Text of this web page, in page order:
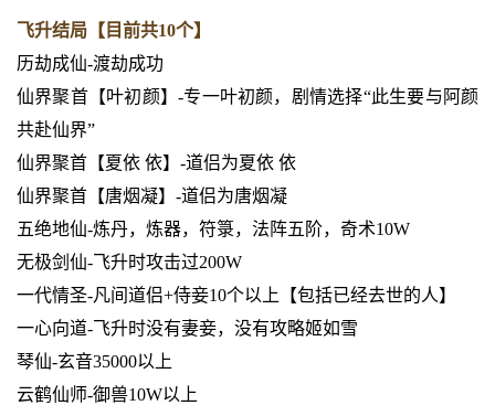
飞升结局【目前共10个】
历劫成仙-渡劫成功
仙界聚首【叶初颜】-专一叶初颜，剧情选择“此生要与阿颜
共赴仙界”
仙界聚首【夏依 依】-道侣为夏依 依
仙界聚首【唐烟凝】-道侣为唐烟凝
五绝地仙-炼丹，炼器，符箓，法阵五阶，奇术10W
无极剑仙-飞升时攻击过200W
一代情圣-凡间道侣+侍妾10个以上【包括已经去世的人】
一心向道-飞升时没有妻妾，没有攻略姬如雪
琴仙-玄音35000以上
云鹤仙师-御兽10W以上